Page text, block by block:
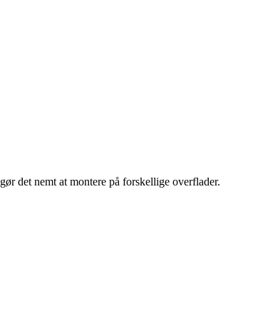
det nemt at montere på forskellige overflader.